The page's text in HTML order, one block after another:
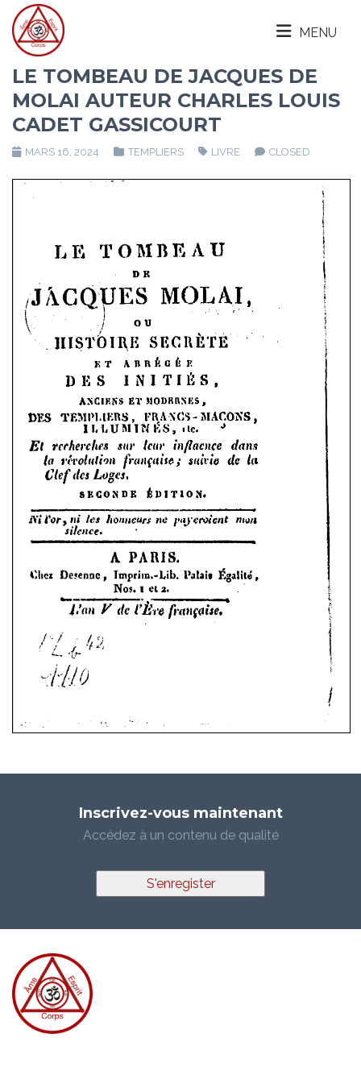
MENU
LE TOMBEAU DE JACQUES DE
MOLAI AUTEUR CHARLES LOUIS
CADET GASSICOURT
MARS 16, 2024 TEMPLIERS LIVRE CLOSED
Inscrivez-vous maintenant
Accédez à un contenu de qualité
S'enregister